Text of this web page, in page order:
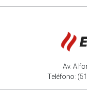
Av.
Teléfono: